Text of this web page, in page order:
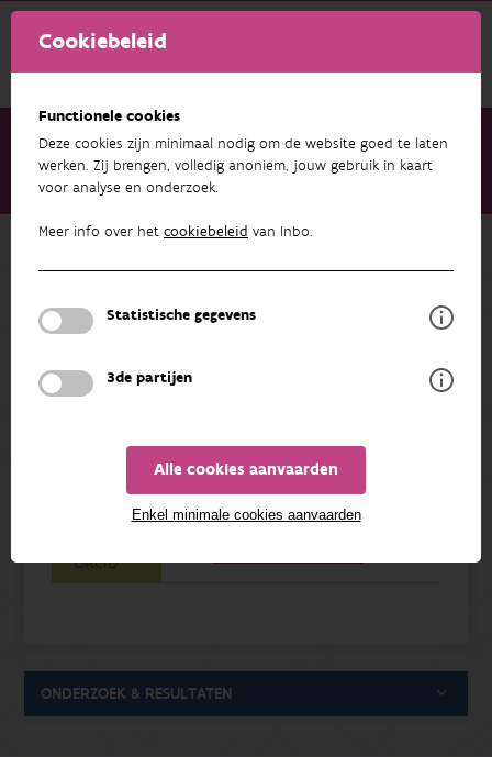
Cookiebeleid
Functionele cookies
Deze cookies zijn minimaal nodig om de website goed te laten
werken. Zij brengen, volledig anoniem, jouw gebruik in kaart
voor analyse en onderzoek.
Meer info over het cookiebeleid van Inbo.
Statistische gegevens
3de partijen
Alle cookies aanvaarden
Enkel minimale cookies aanvaarden
Over ons Medewerkers
ORCID
ONDERZOEK & RESULTATEN